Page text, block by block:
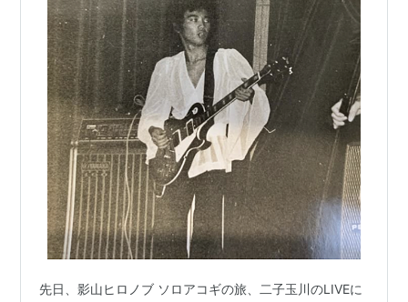
先日、影山ヒロノブ ソロアコギの旅、二子玉川のLIVEに